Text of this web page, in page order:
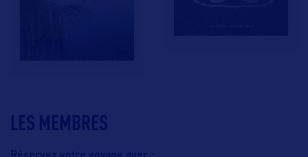
LES MEMBRES
Réservez votre voyage avec :